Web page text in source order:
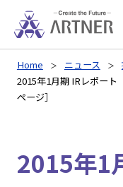
Home ニュース
2015年1月期 IRレポー
ページ］
2015年1